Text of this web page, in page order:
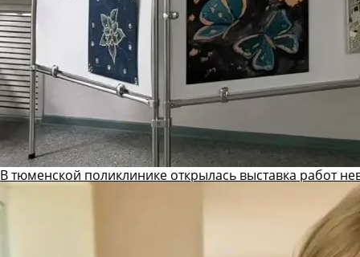
В тюменской поликлинике открылась выставка работ